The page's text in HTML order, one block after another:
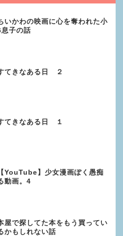
いかわの映画に心を奪われた小
息子の話
てきなある日 ２
てきなある日 １
【YouTube】少女漫画ぽく愚痴
動画。4
屋で探してた本をもう買ってい
かもしれない話